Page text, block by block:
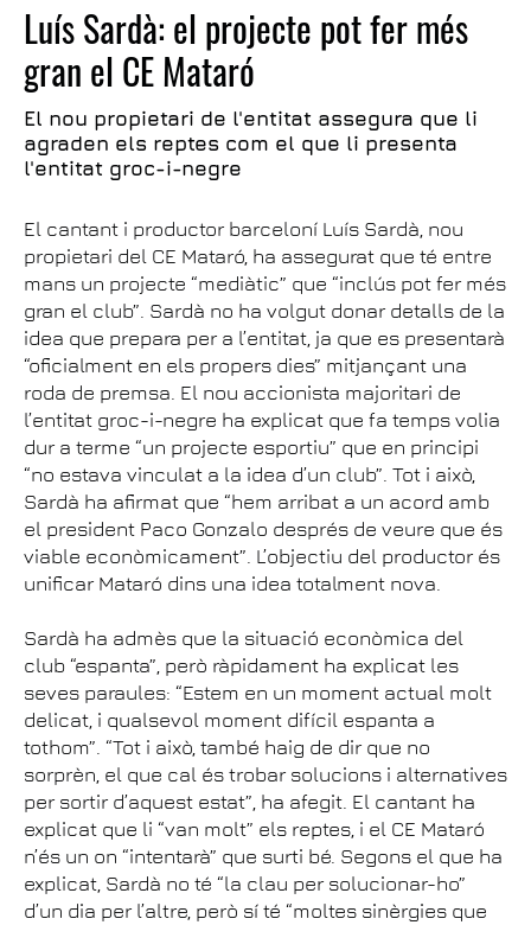
Luís Sardà: el projecte pot fer més
gran el CE Mataró
El nou propietari de l'entitat assegura que li
agraden els reptes com el que li presenta
l'entitat groc-i-negre
El cantant i productor barceloní Luís Sardà, nou
propietari del CE Mataró, ha assegurat que té entre
mans un projecte “mediàtic” que “inclús pot fer més
gran el club”. Sardà no ha volgut donar detalls de la
idea que prepara per a l’entitat, ja que es presentarà
“oficialment en els propers dies” mitjançant una
roda de premsa. El nou accionista majoritari de
l’entitat groc-i-negre ha explicat que fa temps volia
dur a terme “un projecte esportiu” que en principi
“no estava vinculat a la idea d’un club”. Tot i això,
Sardà ha afirmat que “hem arribat a un acord amb
el president Paco Gonzalo després de veure que és
viable econòmicament”. L’objectiu del productor és
unificar Mataró dins una idea totalment nova.
Sardà ha admès que la situació econòmica del
club “espanta”, però ràpidament ha explicat les
seves paraules: “Estem en un moment actual molt
delicat, i qualsevol moment difícil espanta a
tothom”. “Tot i això, també haig de dir que no
sorprèn, el que cal és trobar solucions i alternatives
per sortir d’aquest estat”, ha afegit. El cantant ha
explicat que li “van molt” els reptes, i el CE Mataró
n’és un on “intentarà” que surti bé. Segons el que ha
explicat, Sardà no té “la clau per solucionar-ho”
d’un dia per l’altre, però sí té “moltes sinèrgies que